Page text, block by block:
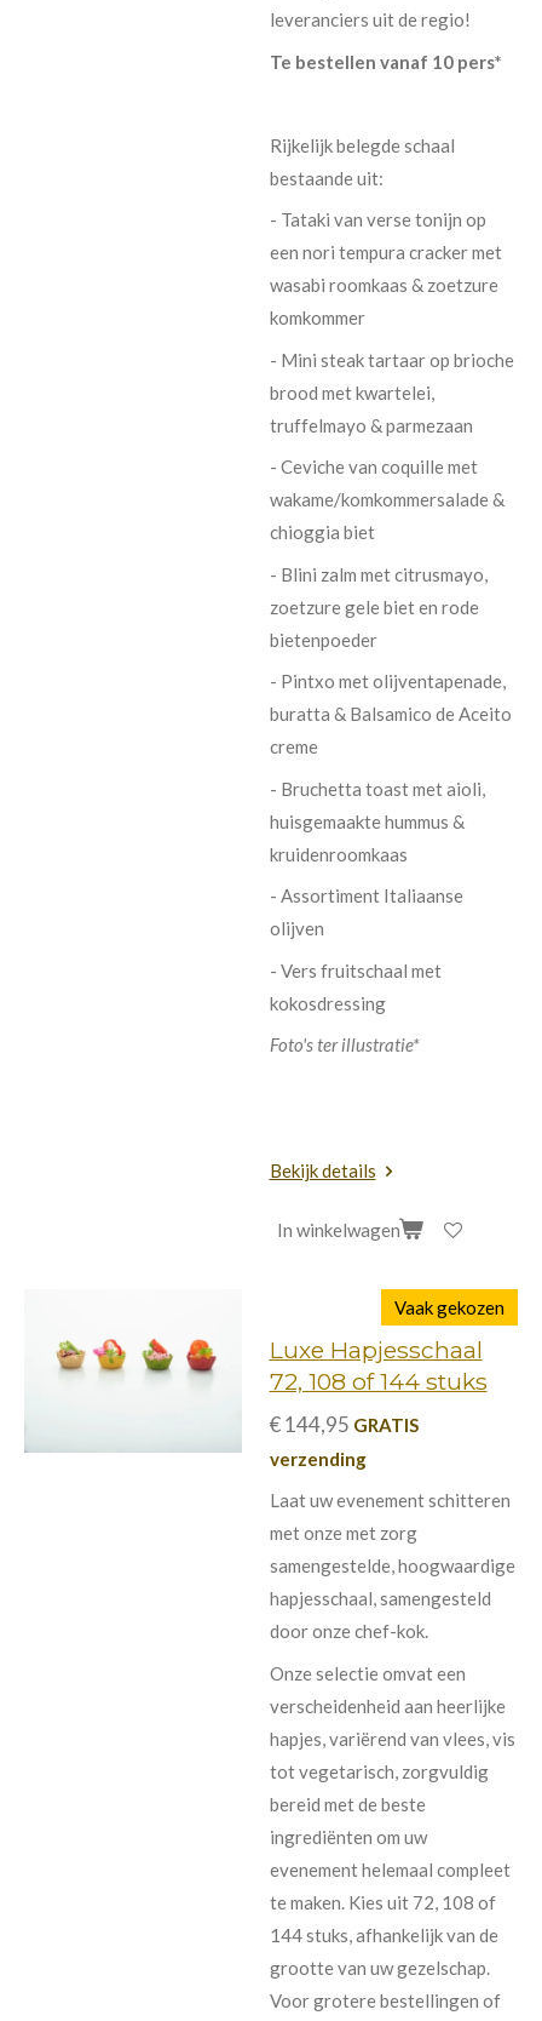
leveranciers uit de regio!
Te bestellen vanaf 10 pers*
Rijkelijk belegde schaal
bestaande uit:
- Tataki van verse tonijn op
een nori tempura cracker met
wasabi roomkaas & zoetzure
komkommer
- Mini steak tartaar op brioche
brood met kwartelei,
truffelmayo & parmezaan
- Ceviche van coquille met
wakame/komkommersalade &
chioggia biet
- Blini zalm met citrusmayo,
zoetzure gele biet en rode
bietenpoeder
- Pintxo met olijventapenade,
buratta & Balsamico de Aceito
creme
- Bruchetta toast met aioli,
huisgemaakte hummus &
kruidenroomkaas
- Assortiment Italiaanse
olijven
- Vers fruitschaal met
kokosdressing
Foto's ter illustratie*
Bekijk details
In winkelwagen
Vaak gekozen
Luxe Hapjesschaal
72, 108 of 144 stuks
€ 144,95 GRATIS
verzending
Laat uw evenement schitteren
met onze met zorg
samengestelde, hoogwaardige
hapjesschaal, samengesteld
door onze chef-kok.
Onze selectie omvat een
verscheidenheid aan heerlijke
hapjes, variërend van vlees, vis
tot vegetarisch, zorgvuldig
bereid met de beste
ingrediënten om uw
evenement helemaal compleet
te maken. Kies uit 72, 108 of
144 stuks, afhankelijk van de
grootte van uw gezelschap.
Voor grotere bestellingen of